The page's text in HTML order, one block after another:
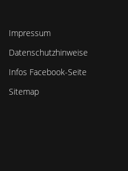
Impressum
Datenschutzhinweise
Infos Facebook-Seite
Sitemap